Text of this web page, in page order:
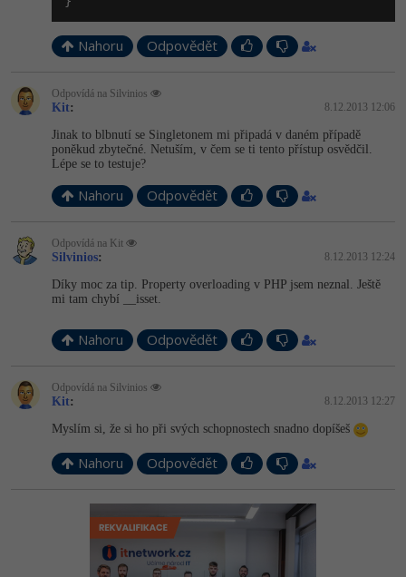
Nahoru Odpovědět
Odpovídá na Silvinios
Kit: 8.12.2013 12:06
Jinak to blbnutí se Singletonem mi připadá v daném případě
poněkud zbytečné. Netuším, v čem se ti tento přístup osvědčil.
Lépe se to testuje?
Nahoru Odpovědět
Odpovídá na Kit
Silvinios: 8.12.2013 12:24
Díky moc za tip. Property overloading v PHP jsem neznal. Ještě
mi tam chybí __isset.
Nahoru Odpovědět
Odpovídá na Silvinios
Kit: 8.12.2013 12:27
Myslím si, že si ho při svých schopnostech snadno dopíšeš
Nahoru Odpovědět